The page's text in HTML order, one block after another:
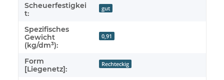
Scheuerfestigkei
t:
gut
Spezifisches
Gewicht
(kg/dm³):
0,91
Form
[Liegenetz]:
Rechteckig